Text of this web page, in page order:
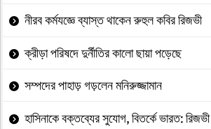
নীরব কর্মযজ্ঞে ব্যাস্ত থাকেন রুহুল কবির রিজভী
ক্রীড়া পরিষদে দুর্নীতির কালো ছায়া পড়েছে
সম্পদের পাহাড় গড়লেন মনিরুজ্জামান
হাসিনাকে বক্তব্যের সুযোগ, বিতর্কে ভারত: রিজভী